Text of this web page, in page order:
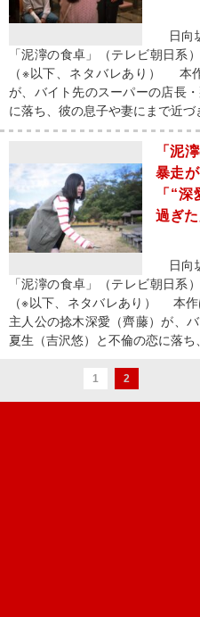
日向
「泥濘の食卓」（テレビ朝日系
（※以下、ネタバレあり） 本
が、バイト先のスーパーの店長
に落ち、彼の息子や妻にまで近づ
「泥
暴走
「“
過ぎた
日向
「泥濘の食卓」（テレビ朝日系
（※以下、ネタバレあり） 本作
主人公の捻木深愛（齊藤）が、
夏生（吉沢悠）と不倫の恋に落ち
1 2